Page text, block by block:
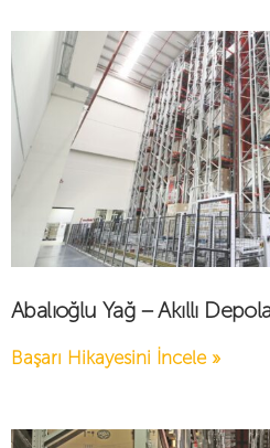
Abalıoğlu Yağ – Akıllı
Başarı Hikayesini İncele »